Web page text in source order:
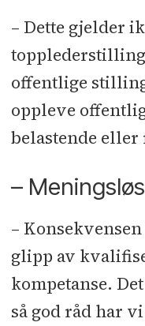
– Dette gjelder
offentlige
oppleve
belastende
–
–
glipp av
kompetanse.
så god råd har